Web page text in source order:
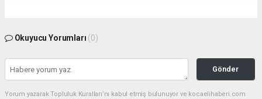
Okuyucu Yorumları (0)
Gönder
Yorum yazarak Topluluk Kuralları’nı kabul etmiş bulunuyor ve kocaelihaberi.com